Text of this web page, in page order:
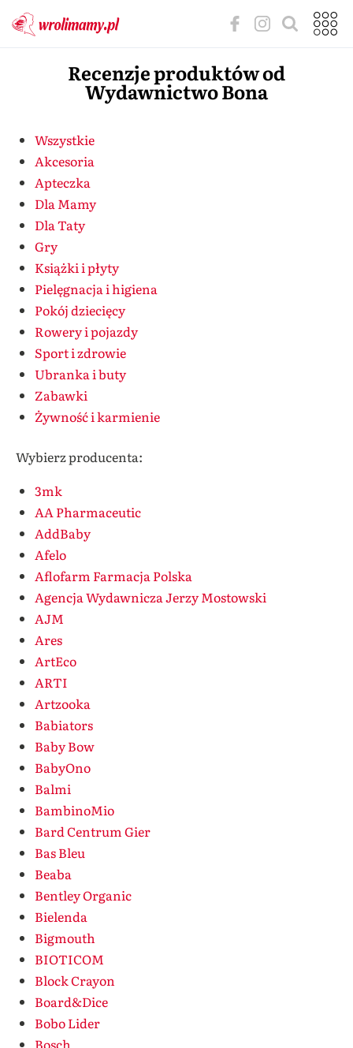
Recenzje produktów od
Wydawnictwo Bona
Wszystkie
Akcesoria
Apteczka
Dla Mamy
Dla Taty
Gry
Książki i płyty
Pielęgnacja i higiena
Pokój dziecięcy
Rowery i pojazdy
Sport i zdrowie
Ubranka i buty
Zabawki
Żywność i karmienie
Wybierz producenta:
3mk
AA Pharmaceutic
AddBaby
Afelo
Aflofarm Farmacja Polska
Agencja Wydawnicza Jerzy Mostowski
AJM
Ares
ArtEco
ARTI
Artzooka
Babiators
Baby Bow
BabyOno
Balmi
BambinoMio
Bard Centrum Gier
Bas Bleu
Beaba
Bentley Organic
Bielenda
Bigmouth
BIOTICOM
Block Crayon
Board&Dice
Bobo Lider
Bosch